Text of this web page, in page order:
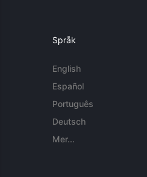
Språk
English
Español
Português
Deutsch
Mer...